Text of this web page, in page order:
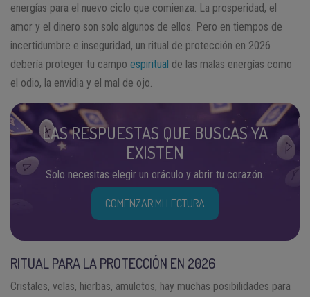
energías para el nuevo ciclo que comienza. La prosperidad, el
amor y el dinero son solo algunos de ellos. Pero en tiempos de
incertidumbre e inseguridad, un ritual de protección en 2026
debería proteger tu campo espiritual de las malas energías como
el odio, la envidia y el mal de ojo.
LAS RESPUESTAS QUE BUSCAS YA
EXISTEN
Solo necesitas elegir un oráculo y abrir tu corazón.
COMENZAR MI LECTURA
RITUAL PARA LA PROTECCIÓN EN 2026
Cristales, velas, hierbas, amuletos, hay muchas posibilidades para